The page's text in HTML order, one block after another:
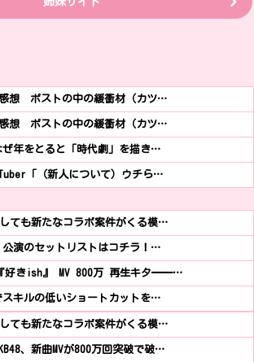
感想 ポストの中の緩衝材（カツ…
感想 ポストの中の緩衝材（カツ…
ぜ年をとると「時代劇」を描き…
「（新人について）ウチら…
しても新たなコラボ案件がくる模…
公演のセットリストはコチラ！…
『好きish』 MV 800万 再生キタ━━…
スキルの低いショートカットを…
しても新たなコラボ案件がくる模…
、新曲MVが800万回突破で破…